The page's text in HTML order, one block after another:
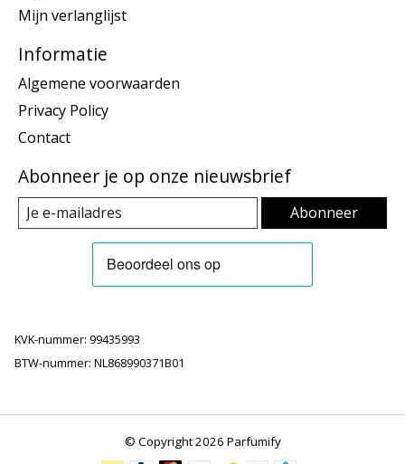
Mijn verlanglijst
Informatie
Algemene voorwaarden
Privacy Policy
Contact
Abonneer je op onze nieuwsbrief
Abonneer
KVK-nummer: 99435993
BTW-nummer: NL868990371B01
© Copyright 2026 Parfumify